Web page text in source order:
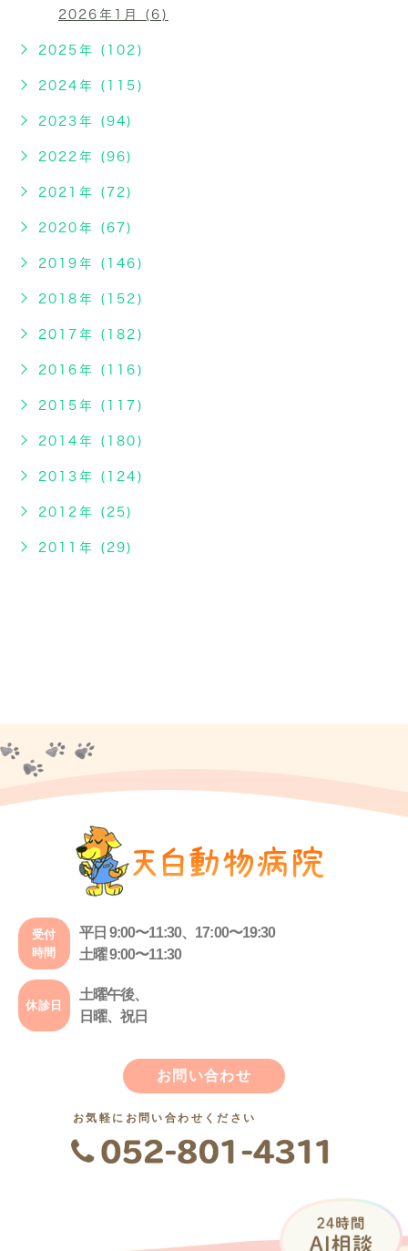
2026年1月 (6)
2025年 (102)
2024年 (115)
2023年 (94)
2022年 (96)
2021年 (72)
2020年 (67)
2019年 (146)
2018年 (152)
2017年 (182)
2016年 (116)
2015年 (117)
2014年 (180)
2013年 (124)
2012年 (25)
2011年 (29)
受付
時間
平日 9:00〜11:30、17:00〜19:30
土曜 9:00〜11:30
休診日
土曜午後、
日曜、祝日
お問い合わせ
お気軽にお問い合わせください